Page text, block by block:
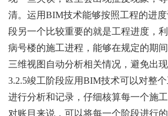
清。运用BIM技术能够按照工程的进
段另一个比较重要的就是工程进度，
病号楼的施工进程，能够在规定的期
三维视图自动分析相关情况，避免出
3.2.5竣工阶段应用BIM技术可以对整
进行分析和记录，仔细核算每一个施
对账目来说，可以将每一个阶段进行